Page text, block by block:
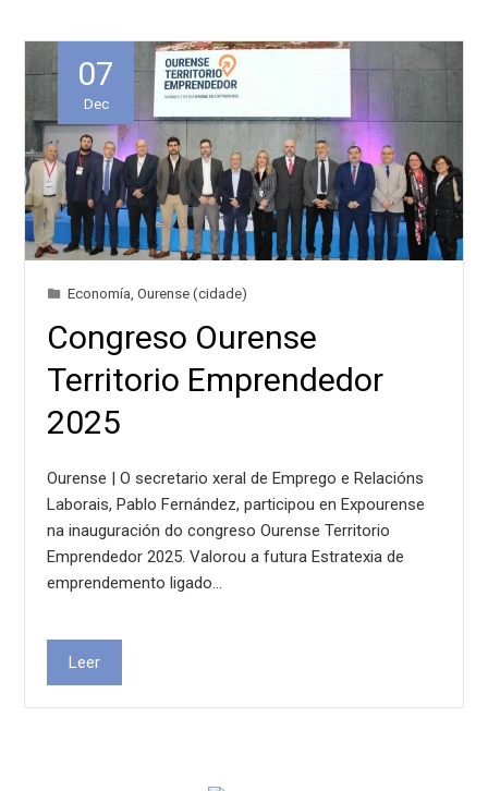
07
Dec
Economía ,Ourense (cidade)
Congreso Ourense
Territorio Emprendedor
2025
Ourense | O secretario xeral de Emprego e Relacións
Laborais, Pablo Fernández, participou en Expourense
na inauguración do congreso Ourense Territorio
Emprendedor 2025. Valorou a futura Estratexia de
emprendemento ligado…
Leer